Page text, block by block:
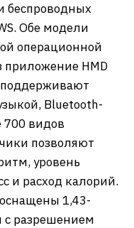
беспроводных
Обе модели
операционной
приложение HMD
Bluetooth-
700 видов
позволяют
уровень
и расход калорий.
1,43-
разрешением